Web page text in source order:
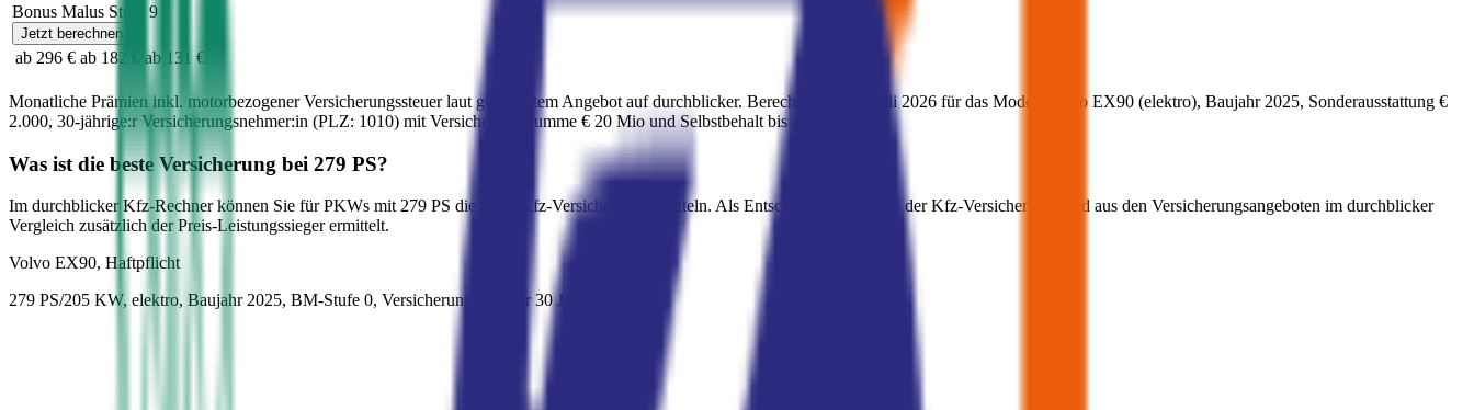
Bonus Malus Stufe 9
Jetzt berechnen
ab 296 € ab 182 € ab 131 €
Monatliche Prämien inkl. motorbezogener Versicherungssteuer laut günstigstem Angebot auf durchblicker. Berechnet am 19. Juli 2026 für das Modell Volvo EX90 (elektro), Baujahr 2025, Sonderausstattung €
2.000, 30-jährige:rVersicherungsnehmer:in (PLZ: 1010) mit Versicherungssumme € 20 Mio und Selbstbehalt bis zu
Was ist die beste Versicherung bei 279 PS?
Im durchblicker Kfz-Rechner können Sie für PKWs mit 279 PS die beste Kfz-Versicherung ermitteln. Als Entscheidungshilfe bei der Kfz-Versicherung wird aus den Versicherungsangeboten im durchblicker
Vergleich zusätzlich der Preis-Leistungssieger ermittelt.
Volvo EX90, Haftpflicht
279 PS/205 KW, elektro, Baujahr 2025, BM-Stufe 0, Versicherungsnehmer 30 Jahre